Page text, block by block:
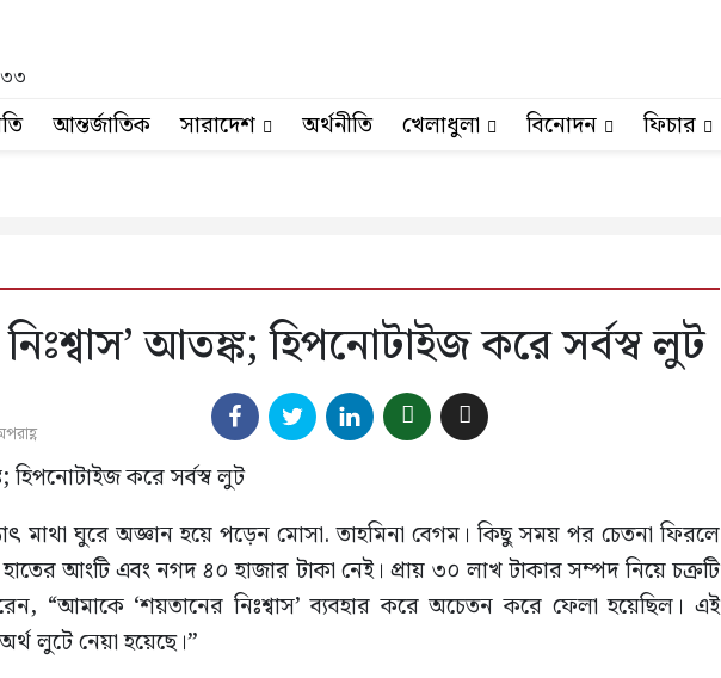
আন্তর্জাতিক সারাদেশ অর্থনীতি খেলাধুলা বিনোদন ফিচার
আতঙ্ক; হিপনোটাইজ করে সর্বস্ব লুট
মাথা ঘুরে অজ্ঞান হয়ে পড়েন মোসা. তাহমিনা বেগম। কিছু সময় পর চেতনা ফিরলে
আংটি এবং নগদ ৪০ হাজার টাকা নেই। প্রায় ৩০ লাখ টাকার সম্পদ নিয়ে চক্রটি
“আমাকে ‘শয়তানের নিঃশ্বাস’ ব্যবহার করে অচেতন করে ফেলা হয়েছিল। এই
লুটে নেয়া হয়েছে।”